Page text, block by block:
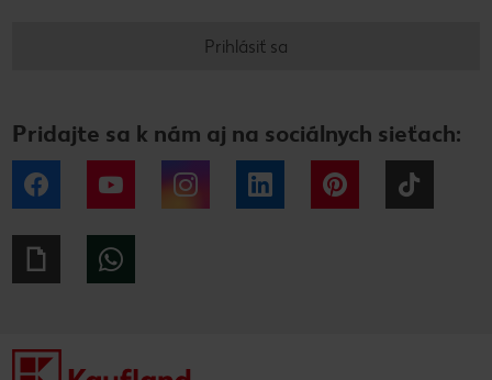
Prihlásiť sa
Pridajte sa k nám aj na sociálnych sieťach:
Facebook YouTube Instagram LinkedIn Pinterest
Giphy